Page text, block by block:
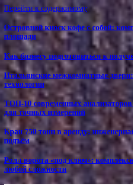
Перейти к содержимому
Островной киоск кофе с собой:
площади
Как бизнесу подготовиться к
Итальянские межкомнатные двери:
технологии
ТОП-10 современных анализаторов
для точных измерений
Кран 750 тонн в аренду:
подъём
Ролл ворота «под ключ»:
любой сложности